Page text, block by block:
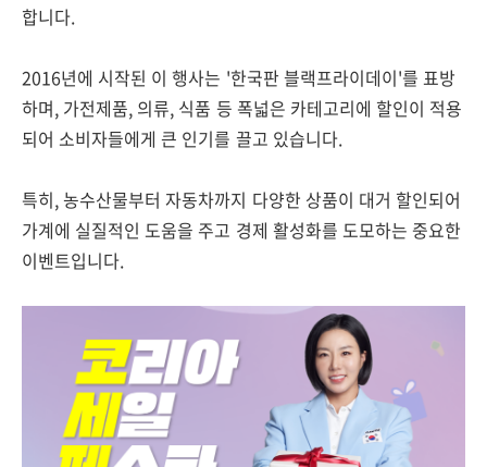
합니다.
2016년에 시작된 이 행사는 '한국판 블랙프라이데이'를 표방
하며, 가전제품, 의류, 식품 등 폭넓은 카테고리에 할인이 적용
되어 소비자들에게 큰 인기를 끌고 있습니다.
특히, 농수산물부터 자동차까지 다양한 상품이 대거 할인되어
가계에 실질적인 도움을 주고 경제 활성화를 도모하는 중요한
이벤트입니다.